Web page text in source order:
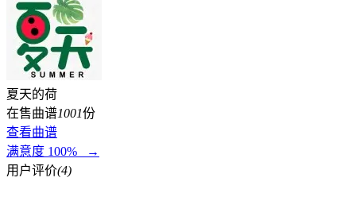
夏天的荷
在售曲谱1001份
查看曲谱
满意度 100% →
用户评价(4)